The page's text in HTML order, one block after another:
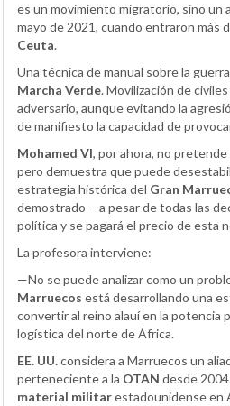
es un movimiento migratorio, sino un
mayo de 2021, cuando entraron más
Ceuta.
Una técnica de manual sobre la
Marcha Verde. Movilización de
adversario, aunque evitando la
de manifiesto la capacidad de
Mohamed VI, por ahora, no
pero demuestra que puede
estrategia histórica del Gran
demostrado —a pesar de todas las
política y se pagará el precio de esta
La profesora interviene:
—No se puede analizar como un
Marruecos está desarrollando una
convertir al reino alauí en la potencia
logística del norte de África.
EE. UU.considera a Marruecos un
perteneciente a la OTAN desde
material militarestadounidense en